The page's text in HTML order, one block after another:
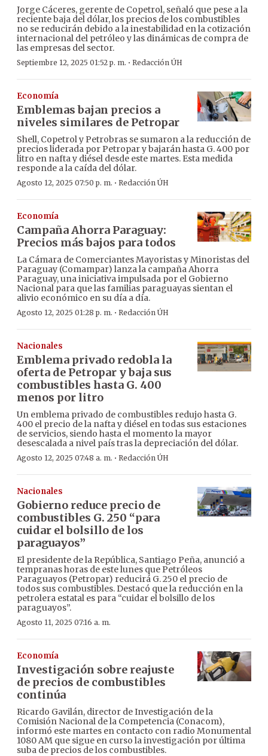
Jorge Cáceres, gerente de Copetrol, señaló que pese a la
reciente baja del dólar, los precios de los combustibles
no se reducirán debido a la inestabilidad en la cotización
internacional del petróleo y las dinámicas de compra de
las empresas del sector.
Septiembre 12, 2025 01:52 p. m. · Redacción ÚH
Economía
Emblemas bajan precios a
niveles similares de Petropar
Shell, Copetrol y Petrobras se sumaron a la reducción de
precios liderada por Petropar y bajarán hasta G. 400 por
litro en nafta y diésel desde este martes. Esta medida
responde a la caída del dólar.
Agosto 12, 2025 07:50 p. m. · Redacción ÚH
Economía
Campaña Ahorra Paraguay:
Precios más bajos para todos
La Cámara de Comerciantes Mayoristas y Minoristas del
Paraguay (Comampar) lanza la campaña Ahorra
Paraguay, una iniciativa impulsada por el Gobierno
Nacional para que las familias paraguayas sientan el
alivio económico en su día a día.
Agosto 12, 2025 01:28 p. m. · Redacción ÚH
Nacionales
Emblema privado redobla la
oferta de Petropar y baja sus
combustibles hasta G. 400
menos por litro
Un emblema privado de combustibles redujo hasta G.
400 el precio de la nafta y diésel en todas sus estaciones
de servicios, siendo hasta el momento la mayor
desescalada a nivel país tras la depreciación del dólar.
Agosto 12, 2025 07:48 a. m. · Redacción ÚH
Nacionales
Gobierno reduce precio de
combustibles G. 250 “para
cuidar el bolsillo de los
paraguayos”
El presidente de la República, Santiago Peña, anunció a
tempranas horas de este lunes que Petróleos
Paraguayos (Petropar) reducirá G. 250 el precio de
todos sus combustibles. Destacó que la reducción en la
petrolera estatal es para “cuidar el bolsillo de los
paraguayos”.
Agosto 11, 2025 07:16 a. m.
Economía
Investigación sobre reajuste
de precios de combustibles
continúa
Ricardo Gavilán, director de Investigación de la
Comisión Nacional de la Competencia (Conacom),
informó este martes en contacto con radio Monumental
1080 AM que sigue en curso la investigación por última
suba de precios de los combustibles.